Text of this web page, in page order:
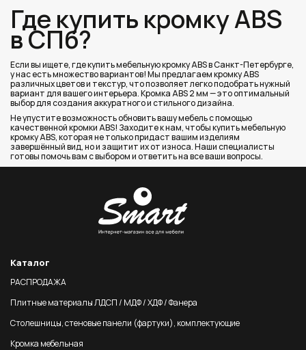
Где купить кромку ABS
в СПб?
Если вы ищете, где купить мебельную кромку ABS в Санкт-Петербурге,
у нас есть множество вариантов! Мы предлагаем кромку ABS
различных цветов и текстур, что позволяет легко подобрать нужный
вариант для вашего интерьера. Кромка ABS 2 мм — это оптимальный
выбор для создания аккуратного и стильного дизайна.
Не упустите возможность обновить вашу мебель с помощью
качественной кромки ABS! Заходите к нам, чтобы купить мебельную
кромку ABS, которая не только придаст вашим изделиям
завершённый вид, но и защитит их от износа. Наши специалисты
готовы помочь вам с выбором и ответить на все ваши вопросы.
Каталог
РАСПРОДАЖА
Плитные материалы ЛДСП / МДФ / ХДФ / Фанера
Столешницы, стеновые панели (фартуки), комплектующие
Кромка мебельная